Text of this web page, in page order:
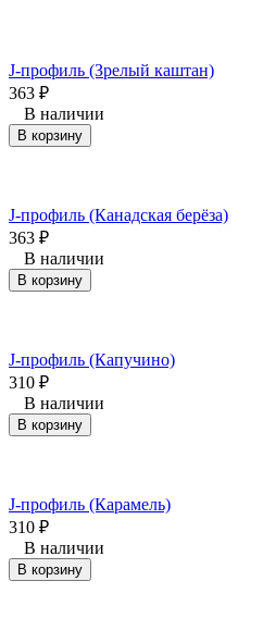
J-профиль (Зрелый каштан)
363 ₽
В наличии
В корзину
J-профиль (Канадская берёза)
363 ₽
В наличии
В корзину
J-профиль (Капучино)
310 ₽
В наличии
В корзину
J-профиль (Карамель)
310 ₽
В наличии
В корзину